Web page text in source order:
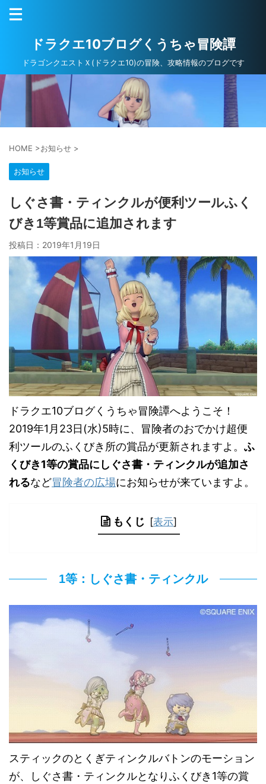
ドラクエ10ブログくうちゃ冒険譚
ドラゴンクエストＸ(ドラクエ10)の冒険、攻略情報のブログです
HOME >お知らせ >
お知らせ
しぐさ書・ティンクルが便利ツールふく
びき1等賞品に追加されます
投稿日： 2019年1月19日
ドラクエ10ブログくうちゃ冒険譚へようこそ！
2019年1月23日(水)5時に、冒険者のおでかけ超便
利ツールのふくびき所の賞品が更新されますよ。 ふ
くびき1等の賞品にしぐさ書・ティンクルが追加さ
れるなど冒険者の広場にお知らせが来ていますよ。
もくじ [表示]
1等：しぐさ書・ティンクル
スティックのとくぎティンクルバトンのモーション
が、しぐさ書・ティンクルとなりふくびき1等の賞